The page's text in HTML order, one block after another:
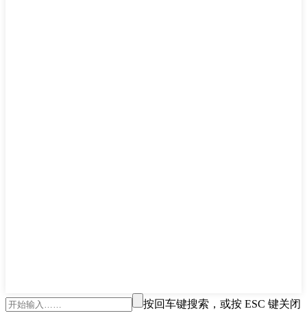
按回车键搜索，或按 ESC 键关闭